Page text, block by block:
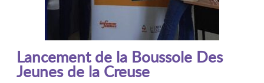
Lancement de la Boussole Des
Jeunes de la Creuse